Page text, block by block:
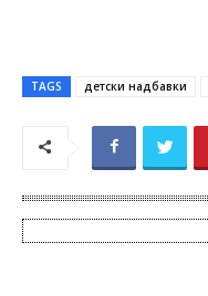
TAGS детски надбавки